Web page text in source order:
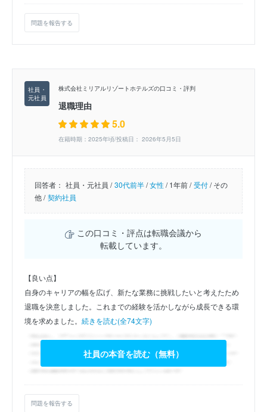
問題を報告する
株式会社ミリアルリゾートホテルズの口コミ・評判
退職理由
5.0
在籍時期：2025年頃/投稿日： 2026年5月5日
回答者： 社員・元社員 / 30代前半/女性/1年前 / 受付/その
他 / 契約社員
この口コミ・評点は転職会議から
転載しています。
【良い点】
自身のキャリアの幅を広げ、新たな業務に挑戦したいと考えたため
退職を決意しました。これまでの経験を活かしながら成長できる環
境を求めました。 続きを読む(全74文字)
社員の本音を読む（無料）
問題を報告する